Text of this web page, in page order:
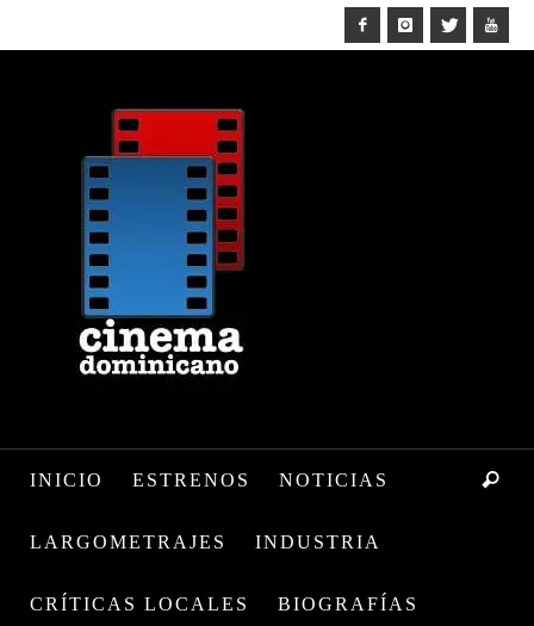
INICIO ESTRENOS NOTICIAS
LARGOMETRAJES INDUSTRIA
CRÍTICAS LOCALES BIOGRAFÍAS